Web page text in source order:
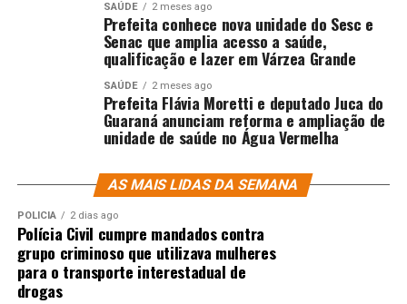
SAÚDE 2 meses ago
Prefeita conhece nova unidade do Sesc e
Senac que amplia acesso a saúde,
qualificação e lazer em Várzea Grande
SAÚDE 2 meses ago
Prefeita Flávia Moretti e deputado Juca do
Guaraná anunciam reforma e ampliação de
unidade de saúde no Água Vermelha
AS MAIS LIDAS DA SEMANA
POLÍCIA 2 dias ago
Polícia Civil cumpre mandados contra
grupo criminoso que utilizava mulheres
para o transporte interestadual de
drogas